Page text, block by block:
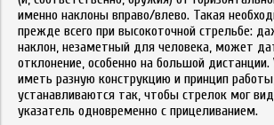
именно наклоны вправо/влево. Такая
прежде всего при высокоточной стрельбе:
наклон, незаметный для человека, может
отклонение, особенно на большой дистанции.
иметь разную конструкцию и принцип
устанавливаются так, чтобы стрелок мог
указатель одновременно с прицеливанием.